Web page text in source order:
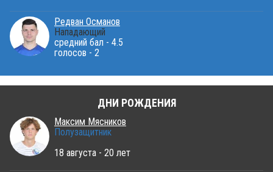
Редван Османов
Нападающий
средний бал - 4.5
голосов - 2
ДНИ РОЖДЕНИЯ
Максим Мясников
Полузащитник
18 августа - 20 лет